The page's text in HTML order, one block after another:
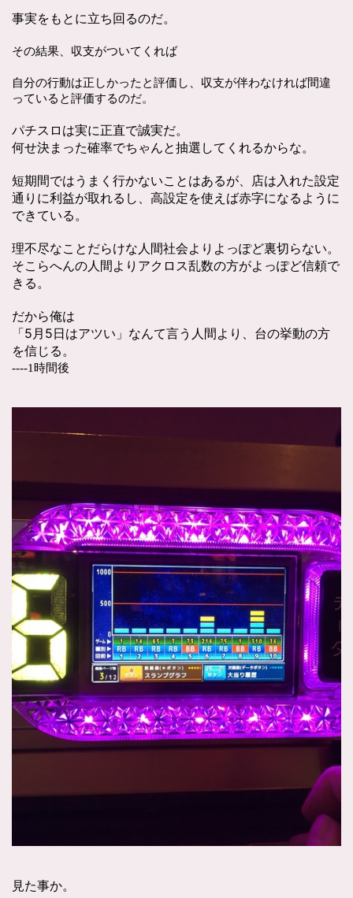
事実をもとに立ち回るのだ。
その結果、収支がついてくれば
自分の行動は正しかったと評価し、収支が伴わなければ間違
っていると評価するのだ。
パチスロは実に正直で誠実だ。
何せ決まった確率でちゃんと抽選してくれるからな。
短期間ではうまく行かないことはあるが、店は入れた設定
通りに利益が取れるし、高設定を使えば赤字になるように
できている。
理不尽なことだらけな人間社会よりよっぽど裏切らない。
そこらへんの人間よりアクロス乱数の方がよっぽど信頼で
きる。
だから俺は
「5月5日はアツい」なんて言う人間より、台の挙動の方
を信じる。
----1時間後
見た事か。